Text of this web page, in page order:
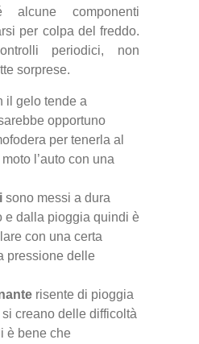
alcune componenti
per colpa del freddo.
periodici, non
sorprese.
il gelo tende a
opportuno
per tenerla al
l’auto con una
sono messi a dura
e dalla pioggia quindi è
con una certa
pressione delle
risente di pioggia
creano delle difficoltà
è bene che